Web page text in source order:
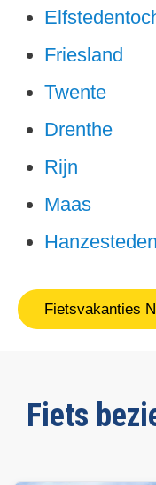
Friesland
Twente
Drenthe
Rijn
Maas
Hanzesteden
Fietsvakanties
Fiets